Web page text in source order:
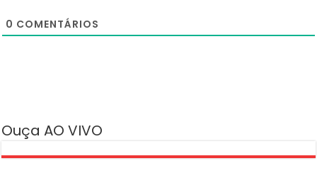
0 COMENTÁRIOS
Ouça AO VIVO